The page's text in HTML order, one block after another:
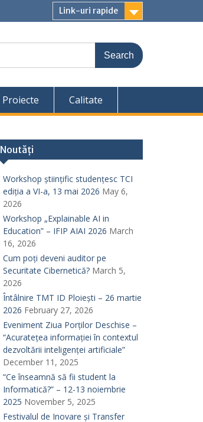
Link-uri rapide
Proiecte Calitate
Noutăți
Workshop științific studențesc TCI
ediția a VI-a, 13 mai 2026 May 6,
2026
Workshop „Explainable AI in
Education” – IFIP AIAI 2026 March
16, 2026
Cum poți deveni auditor pe
Securitate Cibernetică? March 5,
2026
Întâlnire TMT ID Ploiești – 26 martie
2026 February 27, 2026
Eveniment Ziua Porților Deschise –
“Acuratețea informației în contextul
dezvoltării inteligenței artificiale”
December 11, 2025
“Ce înseamnă să fii student la
Informatică?” – 12-13 noiembrie
2025 November 5, 2025
Festivalul de Inovare și Transfer